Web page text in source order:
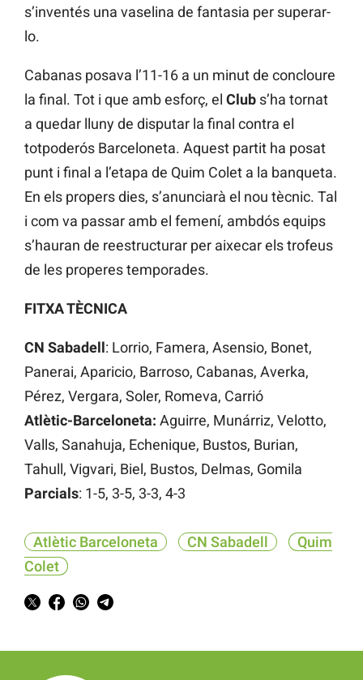
s’inventés una vaselina de fantasia per superar-
lo.
Cabanas posava l’11-16 a un minut de concloure
la final. Tot i que amb esforç, el Club s’ha tornat
a quedar lluny de disputar la final contra el
totpoderós Barceloneta. Aquest partit ha posat
punt i final a l’etapa de Quim Colet a la banqueta.
En els propers dies, s’anunciarà el nou tècnic. Tal
i com va passar amb el femení, ambdós equips
s’hauran de reestructurar per aixecar els trofeus
de les properes temporades.
FITXA TÈCNICA
CN Sabadell: Lorrio, Famera, Asensio, Bonet,
Panerai, Aparicio, Barroso, Cabanas, Averka,
Pérez, Vergara, Soler, Romeva, Carrió
Atlètic-Barceloneta: Aguirre, Munárriz, Velotto,
Valls, Sanahuja, Echenique, Bustos, Burian,
Tahull, Vigvari, Biel, Bustos, Delmas, Gomila
Parcials: 1-5, 3-5, 3-3, 4-3
Atlètic Barceloneta CN Sabadell
Quim
Colet